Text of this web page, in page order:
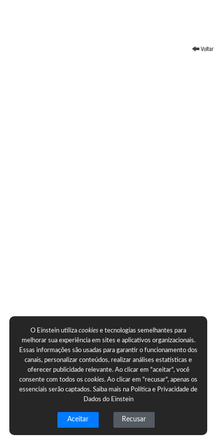
O Einstein utilizacookies e tecnologias semelhantes para
melhorar sua experiência em sites e aplicativos organizacionais.
Essas informações são usadas para garantir o funcionamento dos
canais, personalizar conteúdos, realizar análises estatísticas e
oferecer publicidade relevante. Ao clicar em "aceitar", você
consente com todos oscookies. Ao clicar em "recusar", apenas os
essenciais serão captados. Saiba mais na Política e Privacidade de
Dados do Einstein
Aceitar Recusar